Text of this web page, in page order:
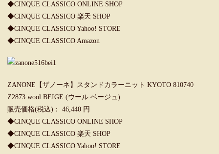
◆CINQUE CLASSICO ONLINE SHOP
◆CINQUE CLASSICO 楽天 SHOP
◆CINQUE CLASSICO Yahoo! STORE
◆CINQUE CLASSICO Amazon
ZANONE【ザノーネ】スタンドカラーニット KYOTO 810740
Z2873 wool BEIGE (ウール ベージュ)
販売価格(税込)： 46,440 円
◆CINQUE CLASSICO ONLINE SHOP
◆CINQUE CLASSICO 楽天 SHOP
◆CINQUE CLASSICO Yahoo! STORE